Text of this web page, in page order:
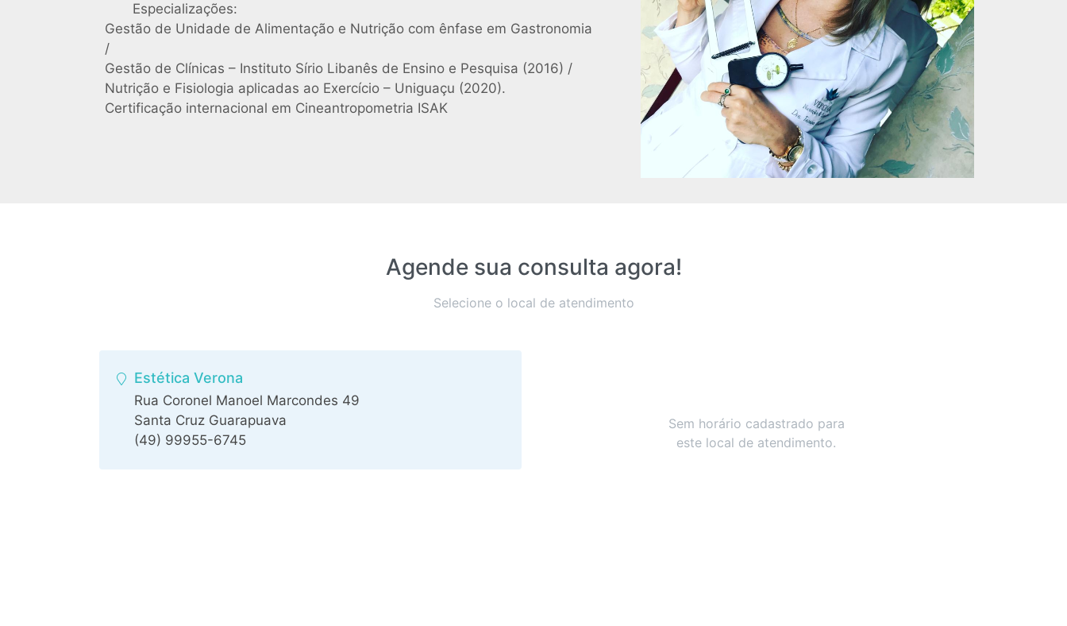
Especializações:
Gestão de Unidade de Alimentação e Nutrição com ênfase em Gastronomia
/
Gestão de Clínicas – Instituto Sírio Libanês de Ensino e Pesquisa (2016) /
Nutrição e Fisiologia aplicadas ao Exercício – Uniguaçu (2020).
Certificação internacional em Cineantropometria ISAK
Agende sua consulta agora!
Selecione o local de atendimento
Estética Verona
Rua Coronel Manoel Marcondes 49
Santa Cruz Guarapuava
(49) 99955-6745
Sem horário cadastrado para
este local de atendimento.